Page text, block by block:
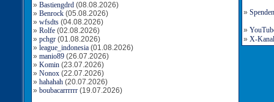
» Bastiengdrd (08.08.2026)
» Benrock (05.08.2026)
» wfsdts (04.08.2026)
» Rolfe (02.08.2026)
» pchgr (01.08.2026)
» league_indonesia (01.08.2026)
» manio89 (26.07.2026)
» Komin (23.07.2026)
» Nonox (22.07.2026)
» hahahah (20.07.2026)
» boubacarrrrrr (19.07.2026)
» Spenden
»
» X-